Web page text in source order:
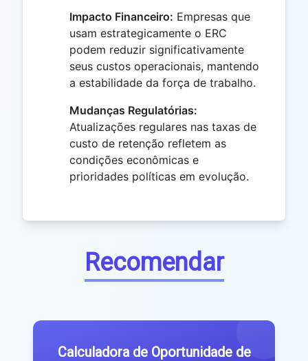
Impacto Financeiro: Empresas que
usam estrategicamente o ERC
podem reduzir significativamente
seus custos operacionais, mantendo
a estabilidade da força de trabalho.
Mudanças Regulatórias:
Atualizações regulares nas taxas de
custo de retenção refletem as
condições econômicas e
prioridades políticas em evolução.
Recomendar
Calculadora de Oportunidade de